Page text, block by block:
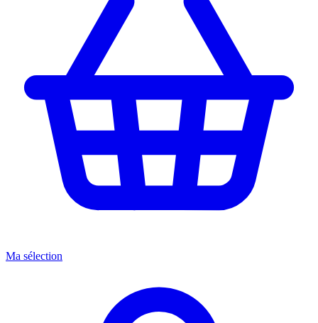
Ma sélection